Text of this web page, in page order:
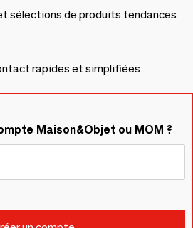
sélections de produits tendances
rapides et simplifiées
Maison&Objet ou MOM ?